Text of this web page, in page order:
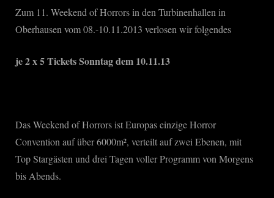
Zum 11. Weekend of Horrors in den Turbinenhallen in
Oberhausen vom 08.-10.11.2013 verlosen wir folgendes
je 2 x 5 Tickets Sonntag dem 10.11.13
Das Weekend of Horrors ist Europas einzige Horror
Convention auf über 6000m², verteilt auf zwei Ebenen, mit
Top Stargästen und drei Tagen voller Programm von Morgens
bis Abends.